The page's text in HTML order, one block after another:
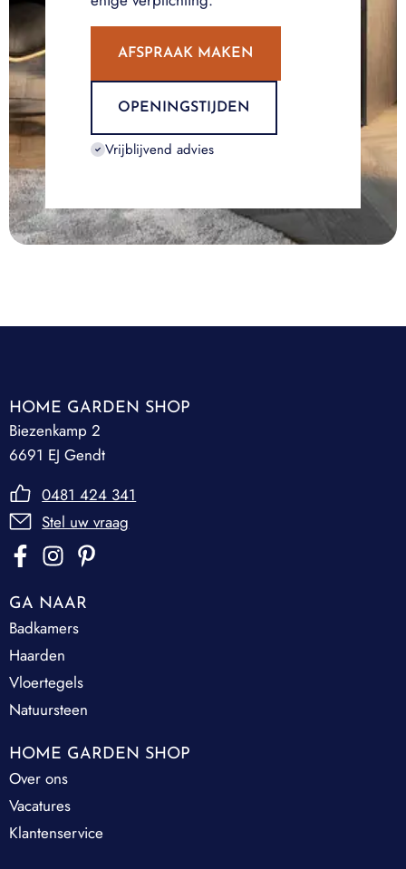
AFSPRAAK MAKEN
OPENINGSTIJDEN
Vrijblijvend advies
HOME GARDEN SHOP
Biezenkamp 2
6691 EJ Gendt
0481 424 341
Stel uw vraag
GA NAAR
Badkamers
Haarden
Vloertegels
Natuursteen
HOME GARDEN SHOP
Over ons
Vacatures
Klantenservice